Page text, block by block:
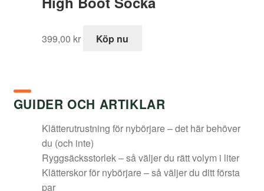
399,00 kr Köp nu
GUIDER OCH ARTIKLAR
Klätterutrustning för nybörjare – det här behöver
du (och inte)
Ryggsäcksstorlek – så väljer du rätt volym i liter
Klätterskor för nybörjare – så väljer du ditt första
par